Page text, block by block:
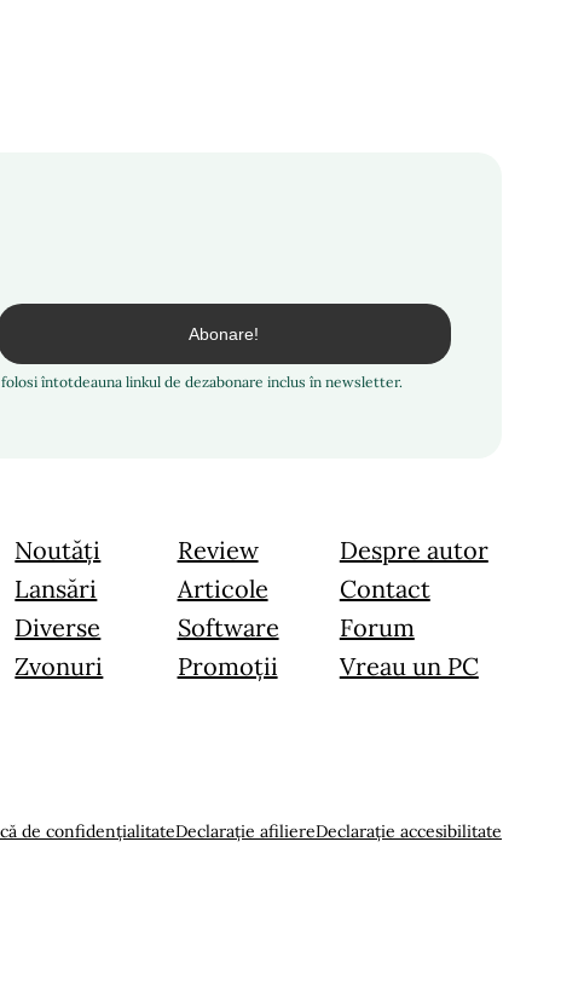
întotdeauna linkul de dezabonare inclus în newsletter.
Noutăți
Lansări
Diverse
Zvonuri
Review
Articole
Software
Promoții
Despre autor
Contact
Forum
Vreau un PC
de confidențialitateDeclarație afiliereDeclarație accesibilitate